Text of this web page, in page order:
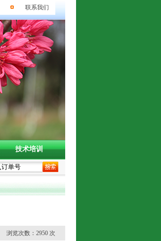
联系我们
技术培训
浏览次数：2950 次